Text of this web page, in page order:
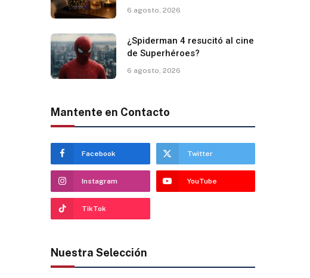
6 agosto, 2026
¿Spiderman 4 resucitó al cine
de Superhéroes?
6 agosto, 2026
Mantente en Contacto
Facebook Twitter
Instagram YouTube
TikTok
Nuestra Selección